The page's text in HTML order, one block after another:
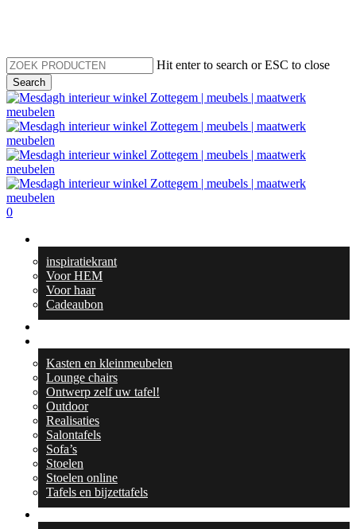
content
Hit enter to search or ESC to close
Search
Close
Search
search
0
inspiratiekrant
Voor HEM
Voor haar
Cadeaubon
Kasten en kleinmeubelen
Lounge chairs
Ontwerp zelf uw tafel!
Outdoor
Realisaties
Salontafels
Sofa’s
Stoelen
Stoelen online
Tafels en bijzettafels